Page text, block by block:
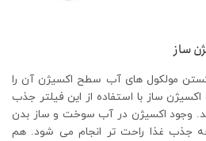
ساز
مولکول های آب سطح اکسیژن آن را
ساز با استفاده از این فیلتر جذب
وجود اکسیژن در آب سوخت و ساز بدن
جذب غذا راحت تر انجام می شود. هم